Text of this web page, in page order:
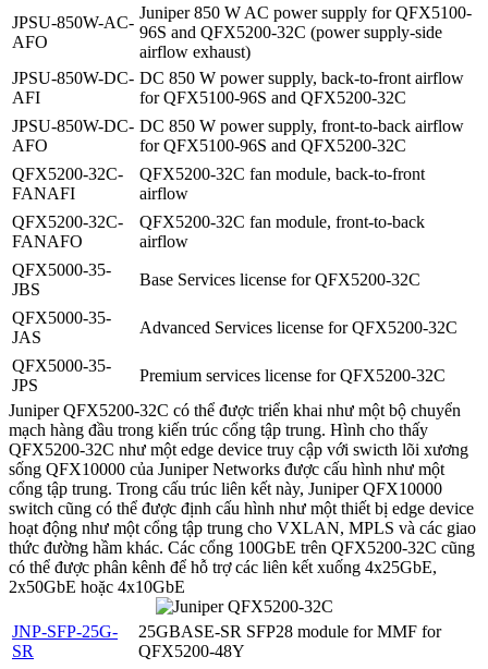
JPSU-850W-AC-
AFO
Juniper 850 W AC power supply for QFX5100-
96S and QFX5200-32C (power supply-side
airflow exhaust)
JPSU-850W-DC-
AFI
DC 850 W power supply, back-to-front airflow
for QFX5100-96S and QFX5200-32C
JPSU-850W-DC-
AFO
DC 850 W power supply, front-to-back airflow
for QFX5100-96S and QFX5200-32C
QFX5200-32C-
FANAFI
QFX5200-32C fan module, back-to-front
airflow
QFX5200-32C-
FANAFO
QFX5200-32C fan module, front-to-back
airflow
QFX5000-35-
JBS
Base Services license for QFX5200-32C
QFX5000-35-
JAS
Advanced Services license for QFX5200-32C
QFX5000-35-
JPS
Premium services license for QFX5200-32C
Juniper QFX5200-32C có thể được triển khai như một bộ chuyển
mạch hàng đầu trong kiến ​​trúc cổng tập trung. Hình cho thấy
QFX5200-32C như một edge device truy cập với swicth lõi xương
sống QFX10000 của Juniper Networks được cấu hình như một
cổng tập trung. Trong cấu trúc liên kết này, Juniper QFX10000
switch cũng có thể được định cấu hình như một thiết bị edge device
hoạt động như một cổng tập trung cho VXLAN, MPLS và các giao
thức đường hầm khác. Các cổng 100GbE trên QFX5200-32C cũng
có thể được phân kênh để hỗ trợ các liên kết xuống 4x25GbE,
2x50GbE hoặc 4x10GbE
JNP-SFP-25G-
SR
25GBASE-SR SFP28 module for MMF for
QFX5200-48Y